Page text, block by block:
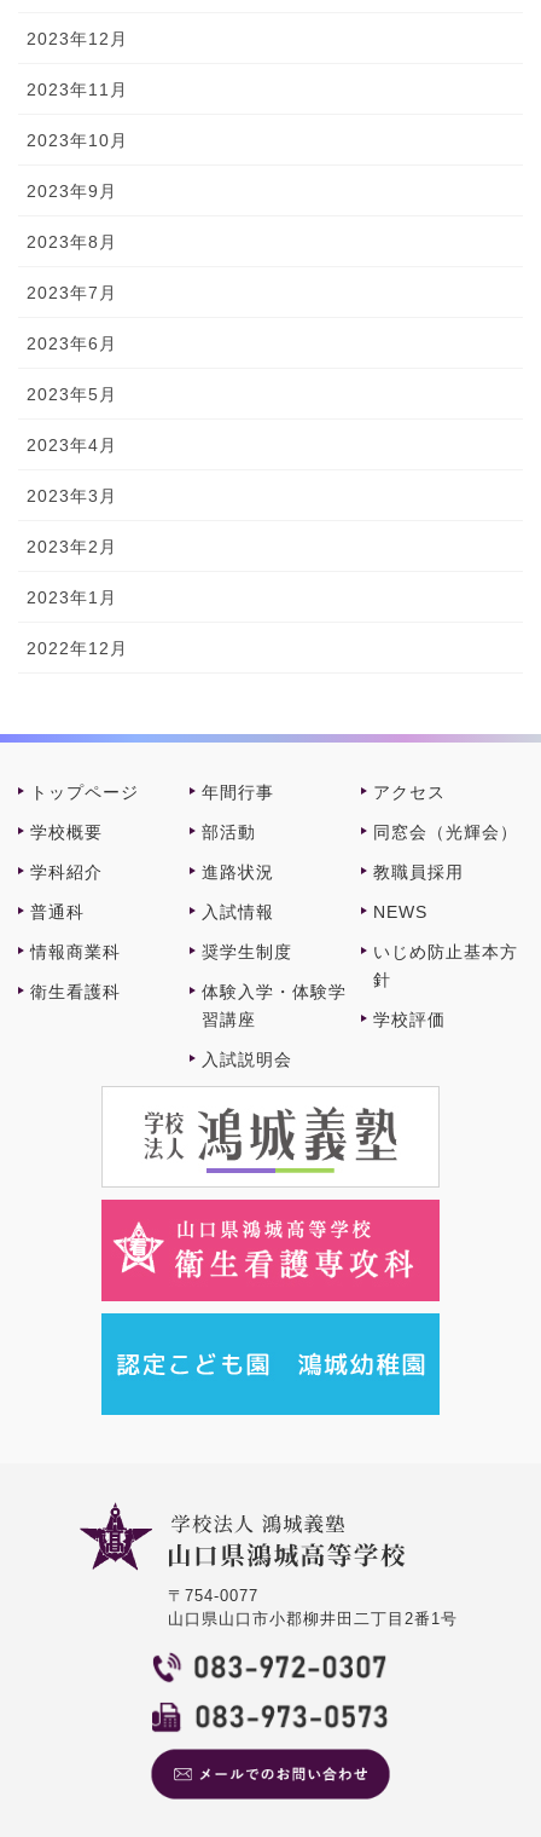
2023年12月
2023年11月
2023年10月
2023年9月
2023年8月
2023年7月
2023年6月
2023年5月
2023年4月
2023年3月
2023年2月
2023年1月
2022年12月
トップページ
学校概要
学科紹介
普通科
情報商業科
衛⽣看護科
年間⾏事
部活動
進路状況
⼊試情報
奨学⽣制度
体験⼊学・体験学
習講座
⼊試説明会
アクセス
同窓会（光輝会）
教職員採⽤
NEWS
いじめ防止基本方
針
学校評価
〒754-0077
山口県山口市小郡柳井田二丁目2番1号